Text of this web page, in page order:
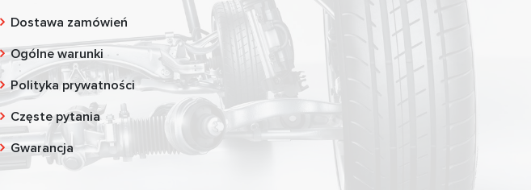
Dostawa zamówień
Ogólne warunki
Polityka prywatności
Częste pytania
Gwarancja